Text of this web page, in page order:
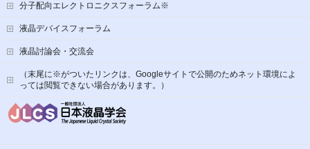
分子配向エレクトロニクスフォーラム※
液晶デバイスフォーラム
液晶討論会・交流会
（末尾に※がついたリンクは、Googleサイトで公開のためネット環境によ
っては閲覧できない場合があります。）